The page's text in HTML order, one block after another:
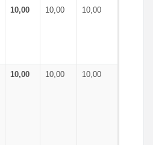
10,00 10,00 10,00
10,00 10,00 10,00